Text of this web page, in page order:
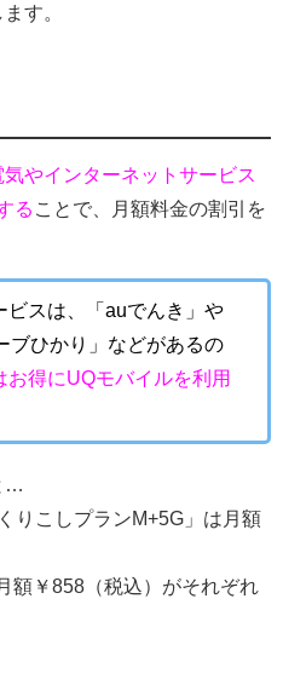
す。
やインターネットサービス
る ことで、 月額料金の割引
を
ビスは、「auでんき」や
ブひかり」などがあるの
お得にUQモバイルを利用
…
りこしプランM+5G」は月額
額￥858（税込）がそれぞれ